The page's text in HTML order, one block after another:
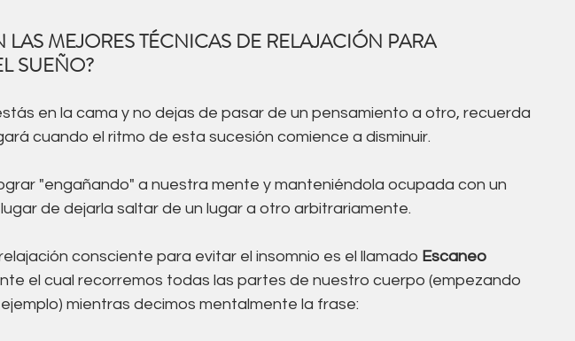
LAS MEJORES TÉCNICAS DE RELAJACIÓN PARA
SUEÑO?
en la cama y no dejas de pasar de un pensamiento a otro, recuerda
cuando el ritmo de esta sucesión comience a disminuir.
"engañando" a nuestra mente y manteniéndola ocupada con un
de dejarla saltar de un lugar a otro arbitrariamente.
consciente para evitar el insomnio es el llamado Escaneo
el cual recorremos todas las partes de nuestro cuerpo (empezando
mientras decimos mentalmente la frase: